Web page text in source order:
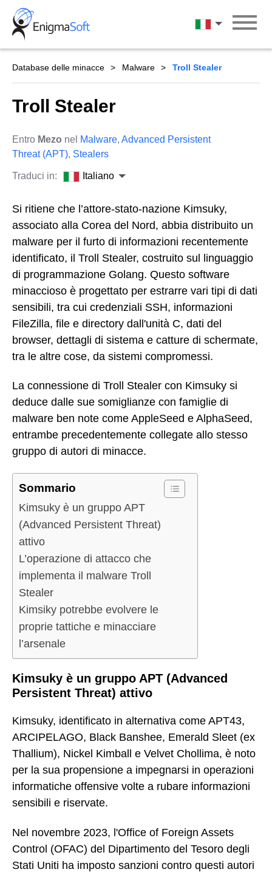
Skip
content
Italiano
Database delle minacce Malware Troll Stealer
Troll Stealer
Entro Mezo nel Malware, Advanced Persistent
Threat (APT), Stealers
Traduci in: Italiano
Si ritiene che l’attore-stato-nazione Kimsuky,
associato alla Corea del Nord, abbia distribuito un
malware per il furto di informazioni recentemente
identificato, il Troll Stealer, costruito sul linguaggio
di programmazione Golang. Questo software
minaccioso è progettato per estrarre vari tipi di dati
sensibili, tra cui credenziali SSH, informazioni
FileZilla, file e directory dall'unità C, dati del
browser, dettagli di sistema e catture di schermate,
tra le altre cose, da sistemi compromessi.
La connessione di Troll Stealer con Kimsuky si
deduce dalle sue somiglianze con famiglie di
malware ben note come AppleSeed e AlphaSeed,
entrambe precedentemente collegate allo stesso
gruppo di autori di minacce.
Sommario
Kimsuky è un gruppo APT
(Advanced Persistent Threat)
attivo
L’operazione di attacco che
implementa il malware Troll
Stealer
Kimsiky potrebbe evolvere le
proprie tattiche e minacciare
l’arsenale
Kimsuky è un gruppo APT (Advanced
Persistent Threat) attivo
Kimsuky, identificato in alternativa come APT43,
ARCIPELAGO, Black Banshee, Emerald Sleet (ex
Thallium), Nickel Kimball e Velvet Chollima, è noto
per la sua propensione a impegnarsi in operazioni
informatiche offensive volte a rubare informazioni
sensibili e riservate.
Nel novembre 2023, l'Office of Foreign Assets
Control (OFAC) del Dipartimento del Tesoro degli
Stati Uniti ha imposto sanzioni contro questi autori